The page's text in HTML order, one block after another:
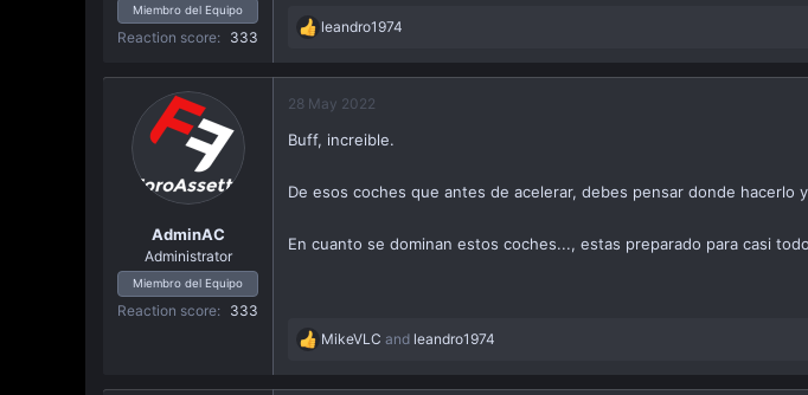
Miembro del Equipo
Reaction score 333
R
a
c
i
leandro1974
AdminAC
Administrator
Miembro del Equipo
Reaction score 333
28 May 2022
Buff, increible.
De esos coches que antes de acelerar, debes pensar donde
En cuanto se dominan estos coches..., estas preparado para casi todo
R
a
MikeVLC and leandro1974